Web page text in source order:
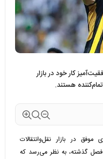
کار خود در بازار
هستند.
در بازار نقل‌وانتقالات
گذشته، به نظر می‌رسد که